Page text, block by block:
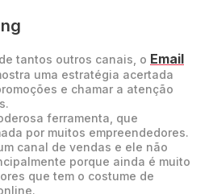
tantos outros canais, o Email
uma estratégia acertada
e chamar a atenção
ferramenta, que
por muitos empreendedores.
canal de vendas e ele não
porque ainda é muito
que tem o costume de